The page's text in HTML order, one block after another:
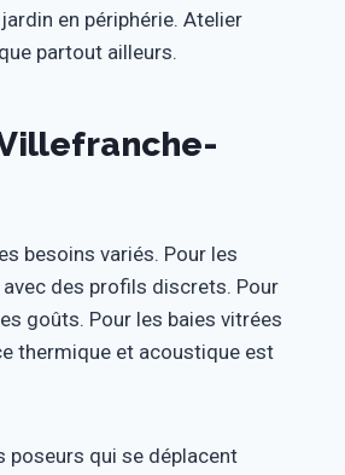
en périphérie. Atelier
partout ailleurs.
besoins variés. Pour les
des profils discrets. Pour
goûts. Pour les baies vitrées
thermique et acoustique est
poseurs qui se déplacent